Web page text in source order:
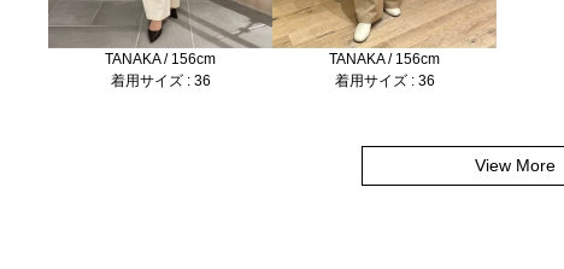
TANAKA / 156cm
着用サイズ : 36
TANAKA / 156cm
着用サイズ : 36
View More